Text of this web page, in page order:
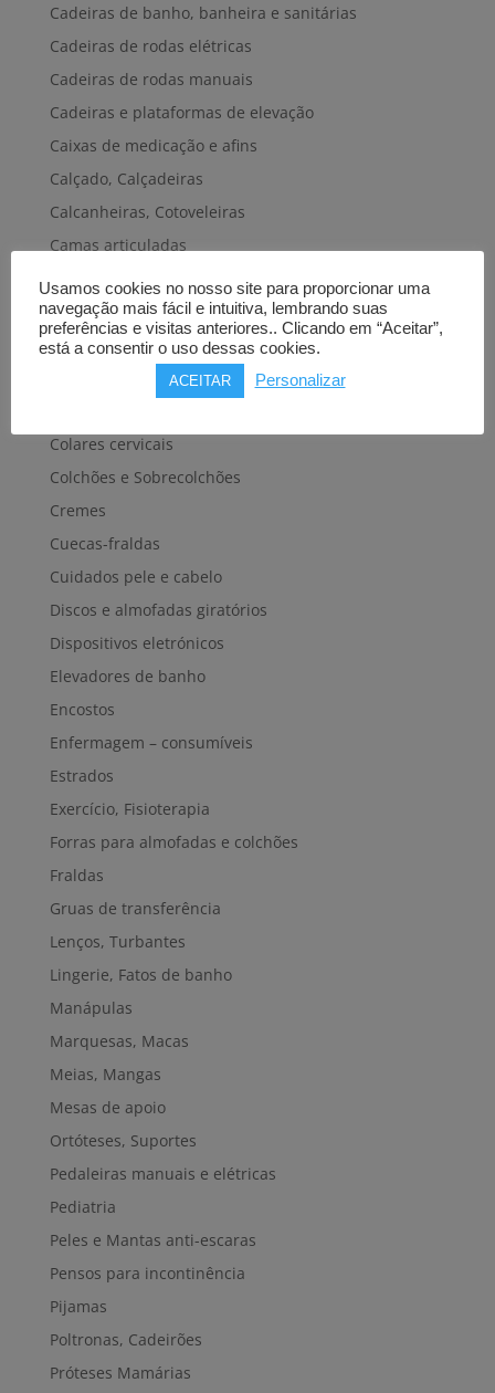
Cadeiras de banho, banheira e sanitárias
Cadeiras de rodas elétricas
Cadeiras de rodas manuais
Cadeiras e plataformas de elevação
Caixas de medicação e afins
Calçado, Calçadeiras
Calcanheiras, Cotoveleiras
Camas articuladas
Carros hospitalares
Cestas, Arneses
Cintas e Faixas
Cintos, Coletes e afins
Colares cervicais
Colchões e Sobrecolchões
Cremes
Cuecas-fraldas
Cuidados pele e cabelo
Discos e almofadas giratórios
Dispositivos eletrónicos
Elevadores de banho
Encostos
Enfermagem – consumíveis
Estrados
Exercício, Fisioterapia
Forras para almofadas e colchões
Fraldas
Gruas de transferência
Lenços, Turbantes
Lingerie, Fatos de banho
Manápulas
Marquesas, Macas
Meias, Mangas
Mesas de apoio
Ortóteses, Suportes
Pedaleiras manuais e elétricas
Pediatria
Peles e Mantas anti-escaras
Pensos para incontinência
Pijamas
Poltronas, Cadeirões
Próteses Mamárias
Usamos cookies no nosso site para proporcionar uma
navegação mais fácil e intuitiva, lembrando suas
preferências e visitas anteriores.. Clicando em “Aceitar”,
está a consentir o uso dessas cookies.
ACEITAR Personalizar